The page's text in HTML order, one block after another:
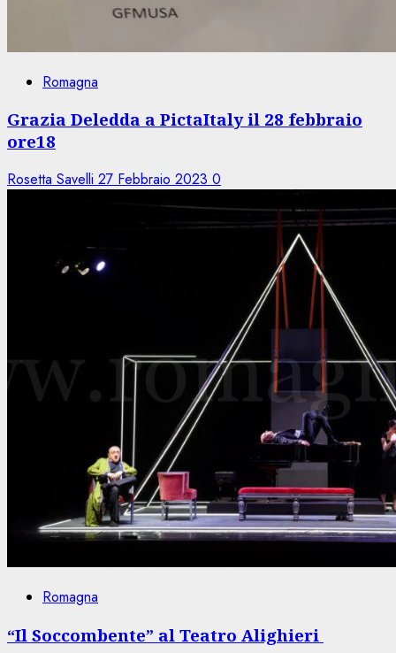
Romagna
Grazia Deledda a PictaItaly il 28 febbraio
ore18
Rosetta Savelli 27 Febbraio 2023 0
Romagna
“Il Soccombente” al Teatro Alighieri